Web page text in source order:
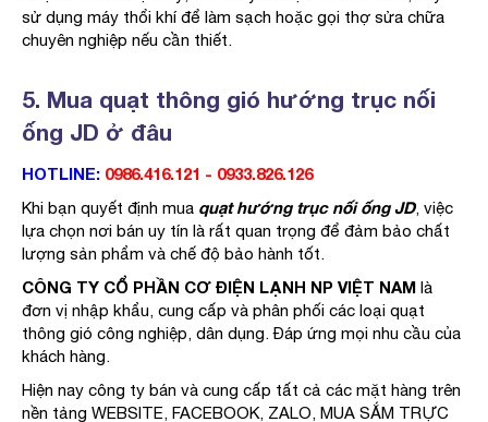
sử dụng máy thổi khí để làm sạch hoặc gọi thợ sửa chữa
chuyên nghiệp nếu cần thiết.
5. Mua quạt thông gió hướng trục nối
ống JD ở đâu
HOTLINE: 0986.416.121 - 0933.826.126
Khi bạn quyết định mua quạt hướng trục nối ống JD, việc
lựa chọn nơi bán uy tín là rất quan trọng để đảm bảo chất
lượng sản phẩm và chế độ bảo hành tốt.
CÔNG TY CỔ PHẦN CƠ ĐIỆN LẠNH NP VIỆT NAM là
đơn vị nhập khẩu, cung cấp và phân phối các loại quạt
thông gió công nghiệp, dân dụng. Đáp ứng mọi nhu cầu của
khách hàng.
Hiện nay công ty bán và cung cấp tất cả các mặt hàng trên
nền tảng WEBSITE, FACEBOOK, ZALO, MUA SẮM TRỰC